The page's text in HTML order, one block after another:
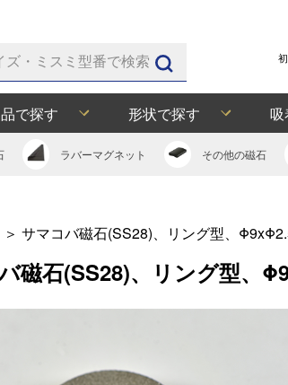
で探す 形状で探す 吸
ラバーマグネット その他の磁石
＞ サマコバ磁石(SS28)、リング型、
磁石(SS28)、リング型、